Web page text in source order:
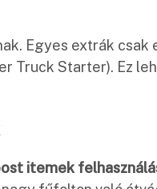
Egyes extrák csak
Truck Starter). Ez
itemek